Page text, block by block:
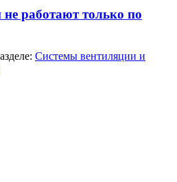
работают только по
Системы вентиляции и